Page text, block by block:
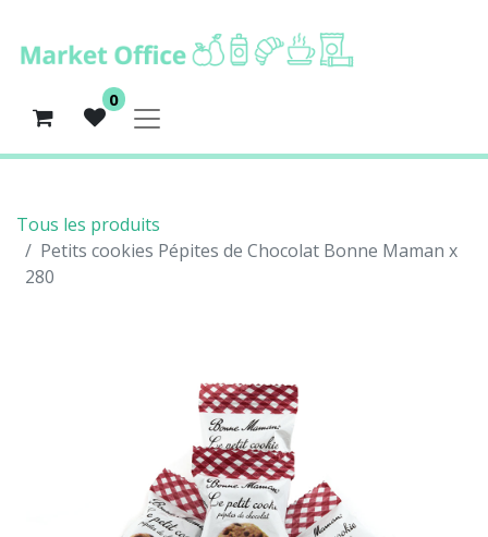
0
Tous les produits
Petits cookies Pépites de Chocolat Bonne Maman x
280